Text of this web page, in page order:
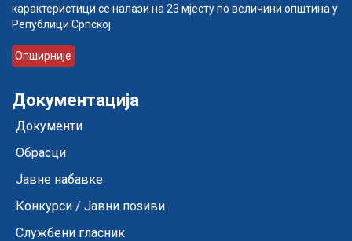
карактеристици се налази на 23 мјесту по величини општина у
Републици Српској.
Опширније
Документација
Документи
Обрасци
Јавне набавке
Конкурси / Јавни позиви
Службени гласник